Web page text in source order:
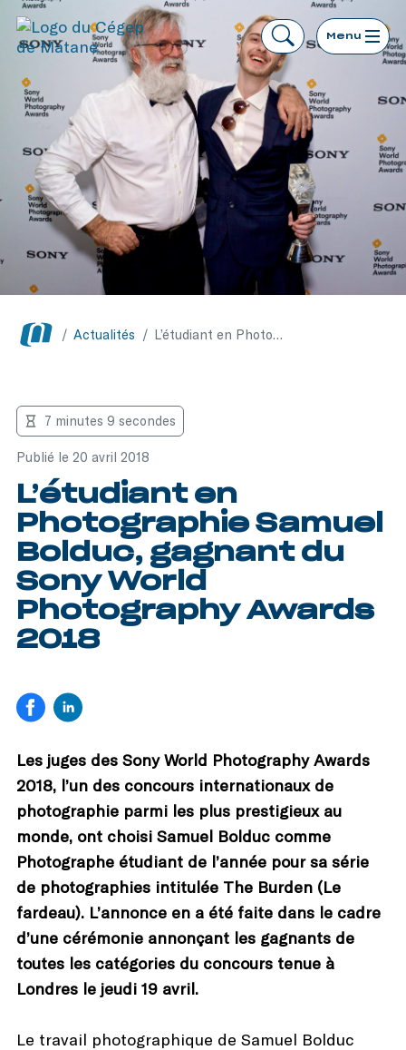
Menu
/ Actualités / L’étudiant en Photographie Samuel Bolduc, gagnant du Sony World Photography Awards 2018
Publié le 20 avril 2018
7 minutes 9 secondes
L’étudiant en
Photographie Samuel
Bolduc, gagnant du
Sony World
Photography Awards
2018
Les juges des Sony World Photography Awards
2018, l’un des concours internationaux de
photographie parmi les plus prestigieux au
monde, ont choisi Samuel Bolduc comme
Photographe étudiant de l’année pour sa série
de photographies intitulée The Burden (Le
fardeau). L’annonce en a été faite dans le cadre
d’une cérémonie annonçant les gagnants de
toutes les catégories du concours tenue à
Londres le jeudi 19 avril.
Le travail photographique de Samuel Bolduc